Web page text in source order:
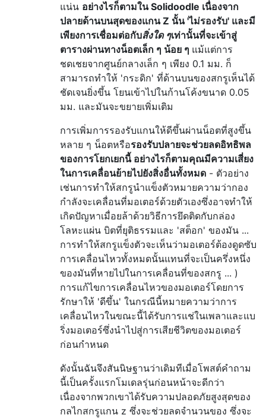
แน่น อย่างไรก็ตามใน Solidoodle เนื่องจาก
ปลายด้านบนสุดของแกน Z นั้น 'ไม่รองรับ' และมี
เพียงการเชื่อมต่อกับสิ่งใด ๆเท่านั้นที่จะเข้าสู่
ตารางผ่านทางน็อตเล็ก ๆ น้อย ๆ แม้แต่การ
ชดเชยจากศูนย์กลางเล็ก ๆ เพียง 0.1 มม. ก็
สามารถทำให้ 'กระดิก' ที่ด้านบนของสกรูเห็นได้
ชัดเจนยิ่งขึ้น โยนเข้าไปในก้านโค้งขนาด 0.05
มม. และมันจะขยายเพิ่มเติม
การเพิ่มการรองรับแกนให้ดีขึ้นผ่านน็อตที่สูงขึ้น
หลาย ๆ น็อตหรือรองรับปลายจะช่วยลดอิทธิพล
ของการโยกเยกนี้ อย่างไรก็ตามคุณมีความเสี่ยง
ในการเคลื่อนย้ายไปยังสิ่งอื่นทั้งหมด - ตัวอย่าง
เช่นการทำให้สกรูนำแข็งตัวหมายความว่ากอง
กำลังจะเคลื่อนที่มอเตอร์ด้วยตัวเองซึ่งอาจทำให้
เกิดปัญหาเมื่อยล้าด้วยวิธีการยึดติดกับกล่อง
โลหะแผ่น บิตที่ยุติธรรมและ 'สต็อก' ของมัน ...
การทำให้สกรูแข็งตัวจะเห็นว่ามอเตอร์ต้องดูดซับ
การเคลื่อนไหวทั้งหมดนั้นแทนที่จะเป็นครึ่งหนึ่ง
ของมันที่หายไปในการเคลื่อนที่ของสกรู ... )
การแก้ไขการเคลื่อนไหวของมอเตอร์โดยการ
รักษาให้ 'ดีขึ้น' ในกรณีนี้หมายความว่าการ
เคลื่อนไหวในขณะนี้ได้รับการแช่ในเพลาและแบ
ริ่งมอเตอร์ซึ่งนำไปสู่การเสียชีวิตของมอเตอร์
ก่อนกำหนด
ดังนั้นฉันจึงสันนิษฐานว่าเดิมทีเมื่อโพสต์คำถาม
นี้เป็นครั้งแรกโมเดลรุ่นก่อนหน้าจะดีกว่า
เนื่องจากพวกเขาได้รับความปลอดภัยสูงสุดของ
กลไกสกรูแกน z ซึ่งจะช่วยลดจำนวนของ ซึ่งจะ